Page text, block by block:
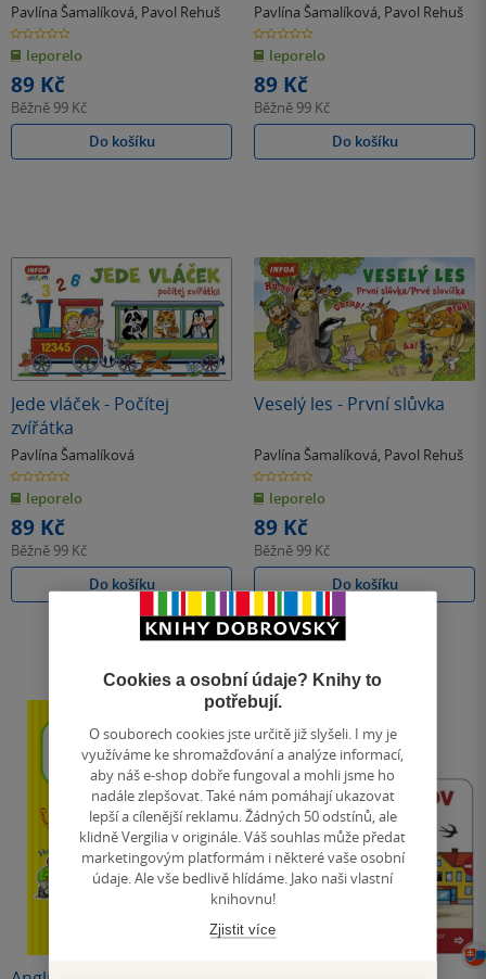
Pavlína Šamalíková, Pavol Rehuš
0.0
z
5
hvězdiček
leporelo
89 Kč
Běžně 99 Kč
Do košíku
Pavlína Šamalíková, Pavol Rehuš
0.0
z
5
hvězdiček
leporelo
89 Kč
Běžně 99 Kč
Do košíku
Jede vláček - Počítej
zvířátka
Pavlína Šamalíková
0.0
z
5
hvězdiček
leporelo
89 Kč
Běžně 99 Kč
Do košíku
Veselý les - První slůvka
Pavlína Šamalíková, Pavol Rehuš
0.0
z
5
hvězdiček
leporelo
89 Kč
Běžně 99 Kč
Do košíku
Cookies a osobní údaje? Knihy to
potřebují.
O souborech cookies jste určitě již slyšeli. I my je
využíváme ke shromažďování a analýze informací,
aby náš e-shop dobře fungoval a mohli jsme ho
nadále zlepšovat. Také nám pomáhají ukazovat
lepší a cílenější reklamu. Žádných 50 odstínů, ale
klidně Vergilia v originále. Váš souhlas může předat
marketingovým platformám i některé vaše osobní
údaje. Ale vše bedlivě hlídáme. Jako naši vlastní
knihovnu!
Zjistit více